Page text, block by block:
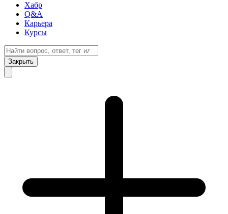
Хабр
Q&A
Карьера
Курсы
Закрыть